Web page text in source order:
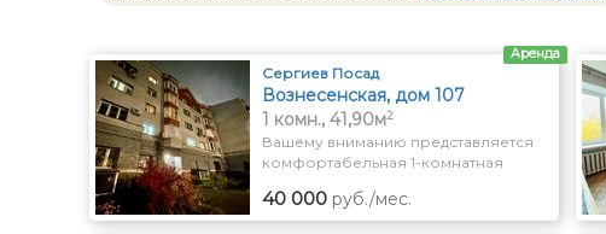
Сергиев Посад
Вознесенская, дом 107
1 комн., 41,90м2
Вашему вниманию представляется
комфортабельная 1-комнатная
Развитая инфрастуркутра: ЖД
станция, продуктовые магазины,
40 000 руб./мес.
Аренда